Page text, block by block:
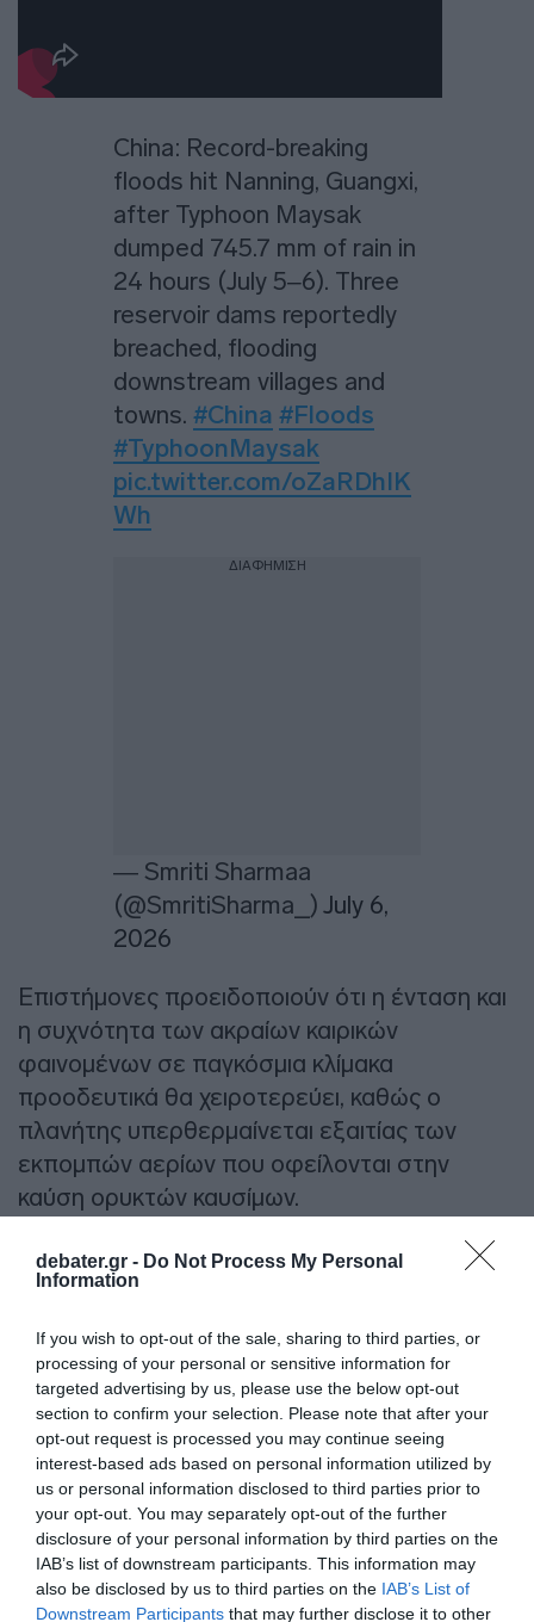
debater.gr - Do Not Process My Personal
Information
If you wish to opt-out of the sale, sharing to third parties, or
processing of your personal or sensitive information for
targeted advertising by us, please use the below opt-out
section to confirm your selection. Please note that after your
opt-out request is processed you may continue seeing
interest-based ads based on personal information utilized by
us or personal information disclosed to third parties prior to
your opt-out. You may separately opt-out of the further
disclosure of your personal information by third parties on the
IAB’s list of downstream participants. This information may
also be disclosed by us to third parties on the IAB’s List of
Downstream Participants that may further disclose it to other
China: Record-breaking
floods hit Nanning, Guangxi,
after Typhoon Maysak
dumped 745.7 mm of rain in
24 hours (July 5–6). Three
reservoir dams reportedly
breached, flooding
downstream villages and
towns. #China #Floods
#TyphoonMaysak
pic.twitter.com/oZaRDhIK
Wh
ΔΙΑΦΗΜΙΣΗ
— Smriti Sharmaa
(@SmritiSharma_) July 6,
2026
Επιστήμονες προειδοποιούν ότι η ένταση και
η συχνότητα των ακραίων καιρικών
φαινομένων σε παγκόσμια κλίμακα
προοδευτικά θα χειροτερεύει, καθώς ο
πλανήτης υπερθερμαίνεται εξαιτίας των
εκπομπών αερίων που οφείλονται στην
καύση ορυκτών καυσίμων.
Η Κίνα είναι η χώρα με τις μεγαλύτερες
εκπομπές αερίων που προκαλούν το
η δεύτερη οικονομία του κόσμου βρίσκεται
ταυτόχρονα στην κορυφή της παραγωγής
ενέργειας από ανανεώσιμες πηγές κι
εκφράζει τη φιλοδοξία να επιτύχει κλιματική
ουδετερότητα ως το 2060.
ΔΙΑΦΗΜΙΣΗ